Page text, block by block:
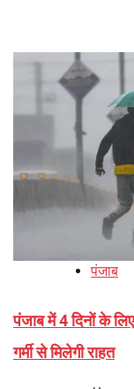
पंजाब
पंजाब में 4 दिनों के
गर्मी से मिलेगी राहत